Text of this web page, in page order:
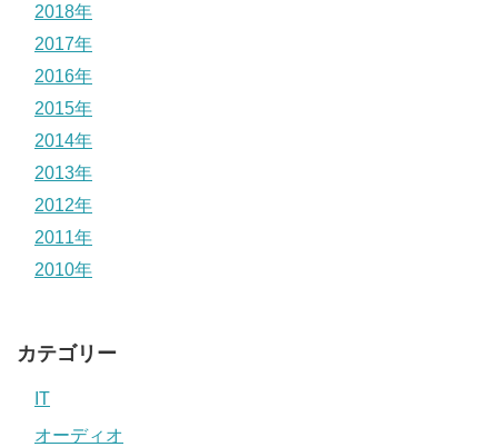
2018年
2017年
2016年
2015年
2014年
2013年
2012年
2011年
2010年
カテゴリー
IT
オーディオ